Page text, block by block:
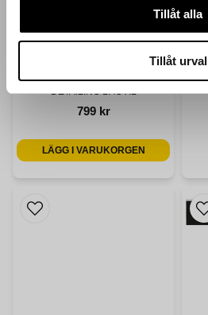
Tillåt alla
Tillåt urval
DETAILING BAG XL
799 kr
LÄGG I VARUKORGEN